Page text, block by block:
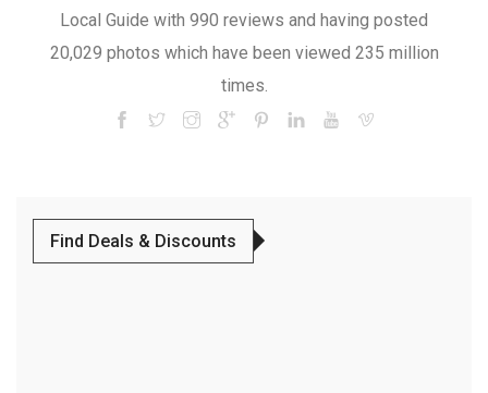
Local Guide with 990 reviews and having posted
20,029 photos which have been viewed 235 million
times.
Find Deals & Discounts